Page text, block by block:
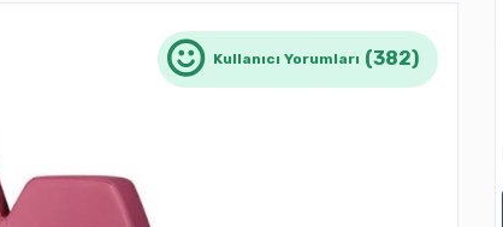
Kullanıcı Yorumları (382)